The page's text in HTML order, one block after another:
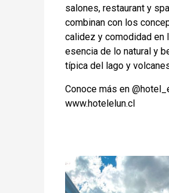
salones, restaurant y
combinan con los
calidez y comodidad en
esencia de lo natural y
típica del lago y
Conoce más en
www.hotelelun.cl